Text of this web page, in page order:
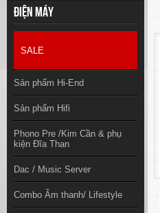
Điện máy
SALE
Sản phẩm Hi-End
Sản phẩm Hifi
Phono Pre /Kim Cần & phụ
kiện Đĩa Than
Dac / Music Server
Combo Âm thanh/ Lifestyle